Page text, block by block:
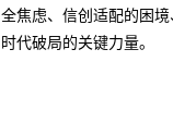
全焦虑、信创适配的困
时代破局的关键力量。